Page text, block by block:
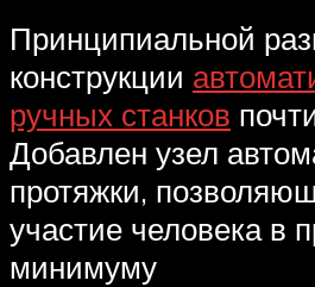
Принципиальной
конструкции
ручных станков
Добавлен узел
протяжки,
участие человека в
минимуму